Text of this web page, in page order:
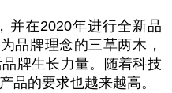
并在2020年进行全新品
品牌理念的三草两木，
牌生长力量。随着科技
品的要求也越来越高。